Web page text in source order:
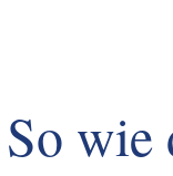
So wie